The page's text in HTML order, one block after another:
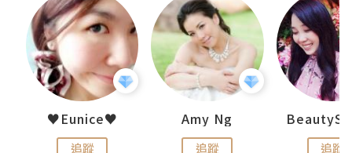
♥Eunice♥
追蹤
Amy Ng
追蹤 追蹤